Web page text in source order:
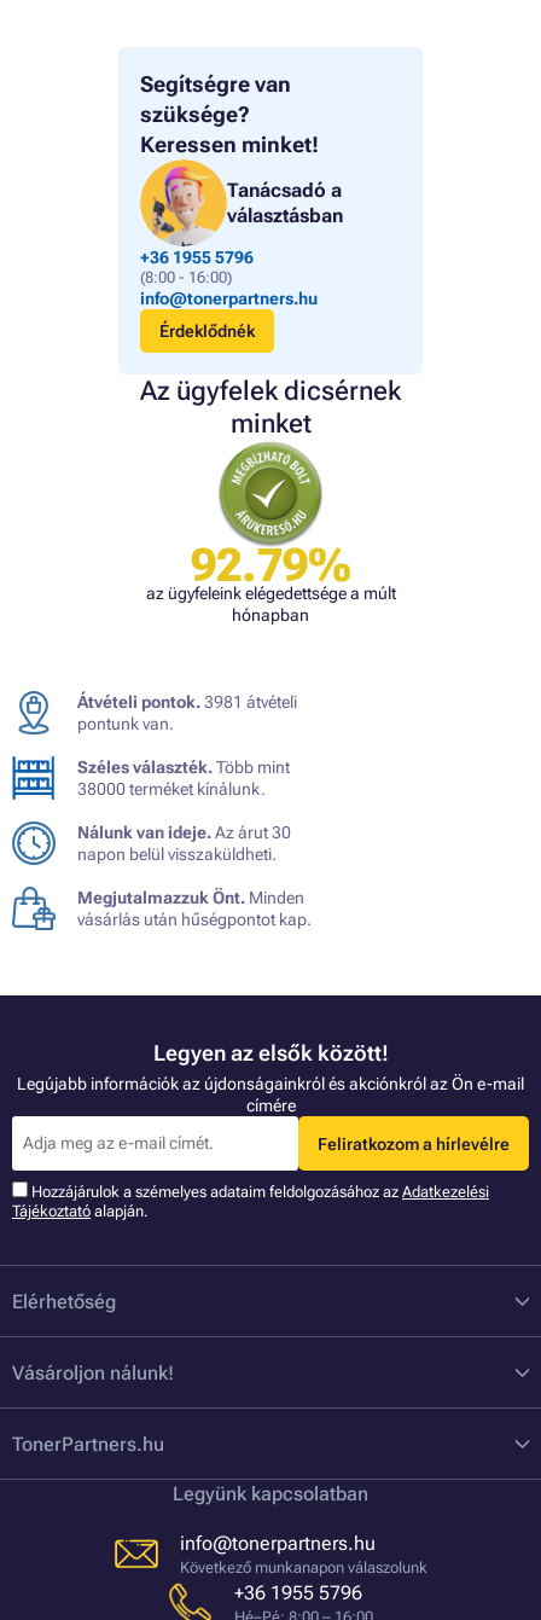
Segítségre van
szüksége?
Keressen minket!
Tanácsadó a
választásban
+36 1955 5796
(8:00 - 16:00)
info@tonerpartners.hu
Érdeklődnék
Az ügyfelek dicsérnek
minket
92.79%
az ügyfeleink elégedettsége a múlt
hónapban
Átvételi pontok.3981 átvételi
pontunk van.
Széles választék.Több mint
38000 terméket kínálunk.
Nálunk van ideje.Az árut 30
napon belül visszaküldheti.
Megjutalmazzuk Önt. Minden
vásárlás után hűségpontot kap.
Legyen az elsők között!
Legújabb információk az újdonságainkról és akciónkról az Ön e-mail
címére
Feliratkozom a hírlevélre
Hozzájárulok a szémelyes adataim feldolgozásához az Adatkezelési
Tájékoztató alapján.
Elérhetőség
Vásároljon nálunk!
TonerPartners.hu
Legyünk kapcsolatban
info@tonerpartners.hu
Következő munkanapon válaszolunk
+36 1955 5796